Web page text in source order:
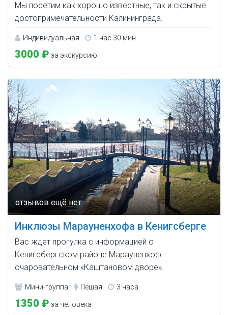
Мы посетим как хорошо известные, так и скрытые
достопримечательности Калининграда.
Индивидуальная 1 час 30 мин.
3000 ₽ за экскурсию
Инклюзы Марауненхофа в Кенигсберге
Вас ждет прогулка с информацией о
Кенигсбергском районе Марауненхоф —
очаровательном «Каштановом дворе».
Мини-группа Пешая 3 часа
1350 ₽ за человека